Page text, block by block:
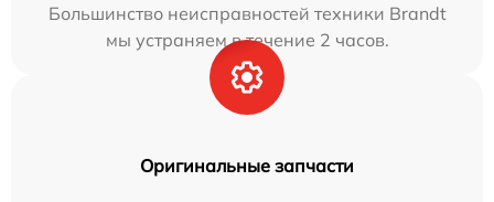
Большинство неисправностей техники Brandt
мы устраняем в течение 2 часов.
Оригинальные запчасти